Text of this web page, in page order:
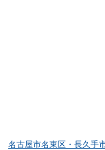
名古屋市名東区・長久手